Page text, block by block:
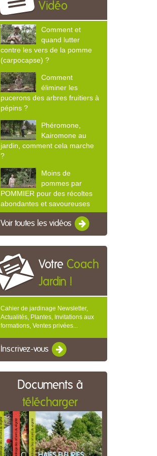
Vidéo
Comment et
quand lutter
contre les vers de la pomme
(carpocapse) ?
Comment
éliminer les
pucerons des arbres fruitiers à
pépins ?
Phéromone,
Kairomone au
jardin, comment cela marche
?
Moins de
pommes par
POMMIER pour des récoltes
abondantes et savoureuses
Voir toutes les vidéos
Votre Coach
Jardin !
Cahier de jardinage Newsletter,
Actualités, Plantes, Invitations aux
formations, Ventes privées...
Inscrivez-vous
Documents à
télécharger